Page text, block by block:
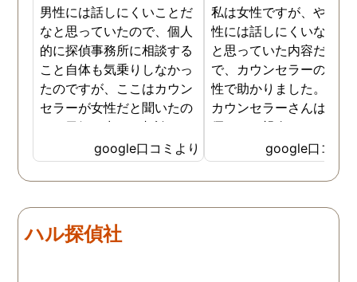
男性には話しにくいことだ
なと思っていたので、個人
的に探偵事務所に相談する
こと自体も気乗りしなかっ
たのですが、ここはカウン
セラーが女性だと聞いたの
で、勇気を出して相談して
みることにしました。感極
まって泣いてしまったり、
感情が表に出すぎてしまう
ださったので安心して悩み
を話せました。他はどうか
google口コミより
私は女性ですが、やはり
性には話しにくいな。。
と思っていた内容だった
で、カウンセラーの方が
性で助かりました。MR
カウンセラーさんはすご
優しくて親身になって話
聞いてくれるので思わず
を流して話してしまいま
た。それほど自分がずっ
した、調査料金は決して
google口コミ
ハル探偵社